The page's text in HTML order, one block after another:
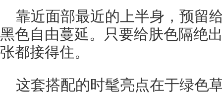
靠近面部最近的上半身，预留
黑色自由蔓延。只要给肤色隔绝
张都接得住。
这套搭配的时髦亮点在于绿色